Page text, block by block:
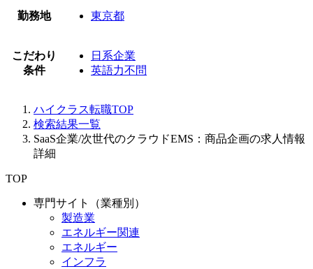
勤務地 東京都
こだわり
条件
日系企業
英語力不問
ハイクラス転職TOP
検索結果一覧
SaaS企業/次世代のクラウドEMS：商品企画の求人情報
詳細
TOP
専門サイト（業種別）
製造業
エネルギー関連
エネルギー
インフラ